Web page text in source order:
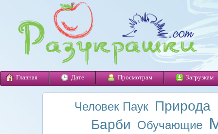
Главная Дате Просмотрам Загрузкам
Человек Паук Природа
Барби Обучающие